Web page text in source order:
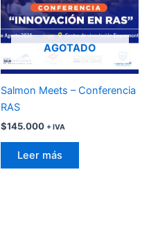
AGOTADO
Salmon Meets – Conferencia
RAS
$145.000 + IVA
Leer más